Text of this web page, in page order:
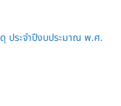
ประจำปีงบประมาณ พ.ศ.